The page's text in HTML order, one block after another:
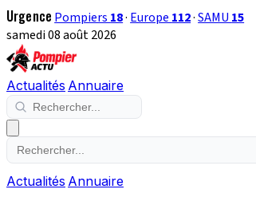
Urgence Pompiers 18· Europe 112·SAMU 15
samedi 08 août 2026
Actualités Annuaire
Actualités Annuaire